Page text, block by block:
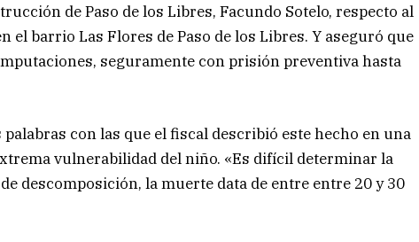
de Paso de los Libres, Facundo Sotelo, respecto al
el barrio Las Flores de Paso de los Libres. Y aseguró que
seguramente con prisión preventiva hasta
con las que el fiscal describió este hecho en una
vulnerabilidad del niño. «Es difícil determinar la
descomposición, la muerte data de entre entre 20 y 30